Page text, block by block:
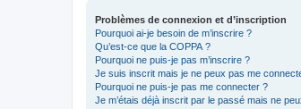
Problèmes de connexion et d’inscription
Pourquoi ai-je besoin de m’inscrire ?
Qu’est-ce que la COPPA ?
Pourquoi ne puis-je pas m’inscrire ?
Je suis inscrit mais je ne peux pas me
Pourquoi ne puis-je pas me connecter ?
Je m’étais déjà inscrit par le passé mais ne